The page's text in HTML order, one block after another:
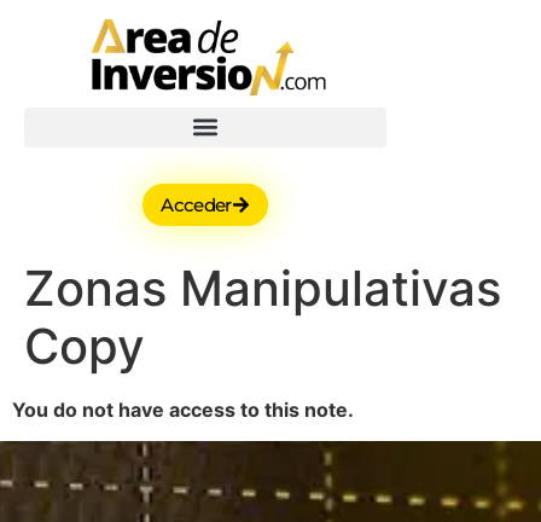
Acceder
Zonas Manipulativas
Copy
You do not have access to this note.